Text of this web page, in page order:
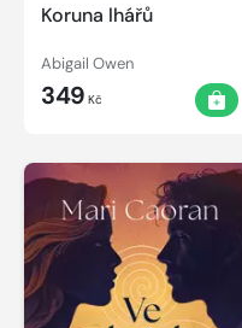
Koruna lhářů
Abigail Owen
349 Kč